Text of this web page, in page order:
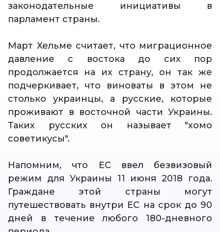
законодательные инициативы в
парламент страны.
Март Хельме считает, что миграционное
давление с востока до сих пор
продолжается на их страну, он так же
подчеркивает, что виноваты в этом не
столько украинцы, а русские, которые
проживают в восточной части Украины.
Таких русских он называет "хомо
советикусы".
Напомним, что ЕС ввел безвизовый
режим для Украины 11 июня 2018 года.
Граждане этой страны могут
путешествовать внутри ЕС на срок до 90
дней в течение любого 180-дневного